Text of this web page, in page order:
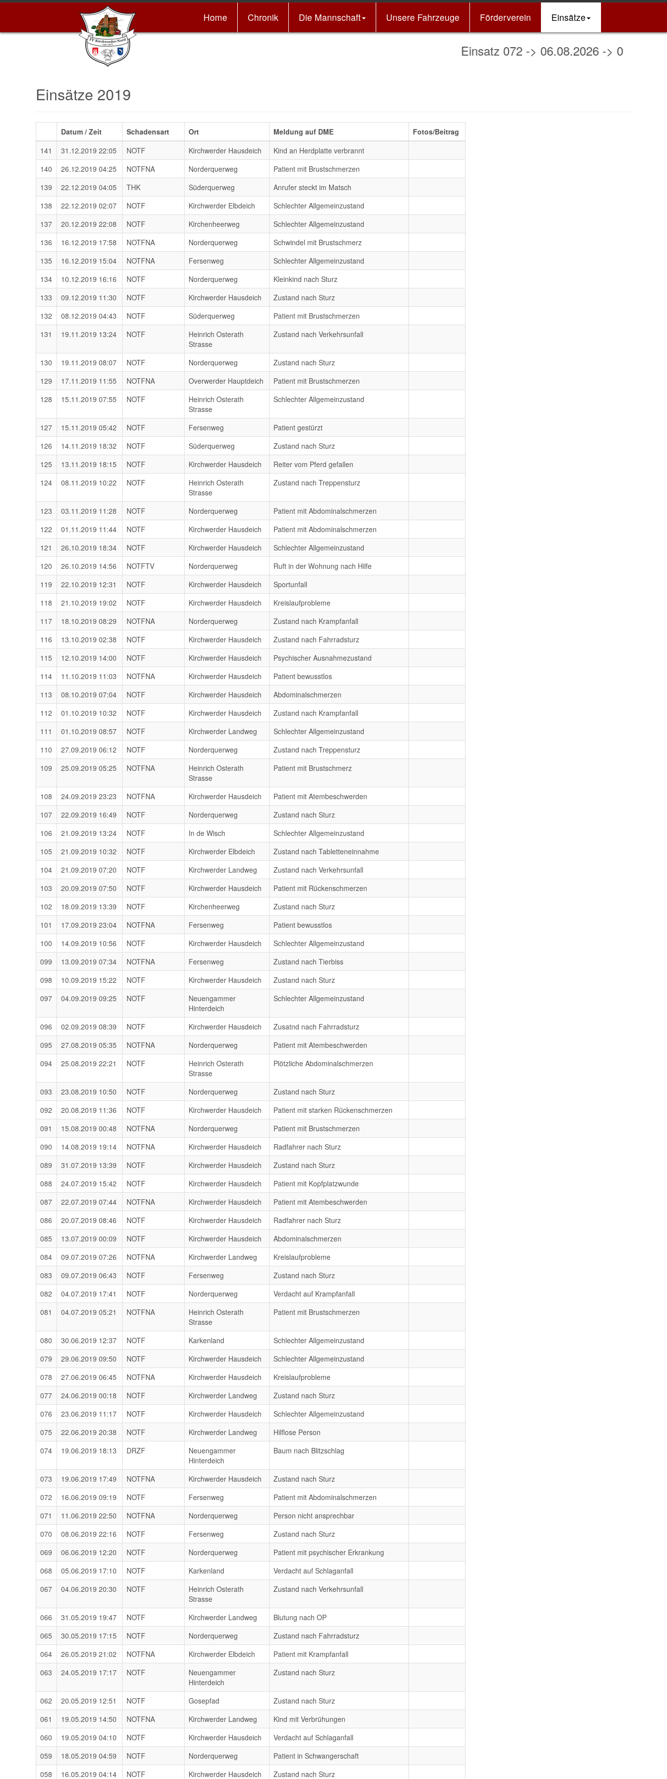
Home Chronik Die Mannschaft Unsere Fahrzeuge Förderverein Einsätze
Einsatz 072 -> 06.08.2026 -> 09:23 Uhr ->
Einsätze 2019
Datum / Zeit Schadensart Ort Meldung auf DME
Fotos/Beitrag
141
31.12.2019 22:05 NOTF Kirchwerder Hausdeich
Kind an Herdplatte verbrannt
140
26.12.2019 04:25 NOTFNA Norderquerweg
Patient mit Brustschmerzen
139
22.12.2019 04:05 THK Süderquerweg
Anrufer steckt im Matsch
138
22.12.2019 02:07 NOTF Kirchwerder Elbdeich
Schlechter Allgemeinzustand
137
20.12.2019 22:08 NOTF Kirchenheerweg
Schlechter Allgemeinzustand
136
16.12.2019 17:58 NOTFNA Norderquerweg
Schwindel mit Brustschmerz
135
16.12.2019 15:04 NOTFNA Fersenweg
Schlechter Allgemeinzustand
134
10.12.2019 16:16 NOTF Norderquerweg
Kleinkind nach Sturz
133
09.12.2019 11:30 NOTF Kirchwerder Hausdeich
Zustand nach Sturz
132
08.12.2019 04:43 NOTF Süderquerweg
Patient mit Brustschmerzen
131
19.11.2019 13:24 NOTF
Heinrich Osterath
Strasse
Zustand nach Verkehrsunfall
130 19.11.2019 08:07 NOTF Norderquerweg
Zustand nach Sturz
129
17.11.2019 11:55 NOTFNA Overwerder Hauptdeich
Patient mit Brustschmerzen
128
15.11.2019 07:55 NOTF
Heinrich Osterath
Strasse
Schlechter Allgemeinzustand
127 15.11.2019 05:42 NOTF Fersenweg
Patient gestürzt
126
14.11.2019 18:32 NOTF Süderquerweg
Zustand nach Sturz
125
13.11.2019 18:15 NOTF Kirchwerder Hausdeich
Reiter vom Pferd gefallen
124
08.11.2019 10:22 NOTF
Heinrich Osterath
Strasse
Zustand nach Treppensturz
123 03.11.2019 11:28 NOTF Norderquerweg
Patient mit Abdominalschmerzen
122
01.11.2019 11:44 NOTF Kirchwerder Hausdeich
Patient mit Abdominalschmerzen
121
26.10.2019 18:34 NOTF Kirchwerder Hausdeich
Schlechter Allgemeinzustand
120
26.10.2019 14:56 NOTFTV Norderquerweg
Ruft in der Wohnung nach Hilfe
119
22.10.2019 12:31 NOTF Kirchwerder Hausdeich
Sportunfall
118
21.10.2019 19:02 NOTF Kirchwerder Hausdeich
Kreislaufprobleme
117
18.10.2019 08:29 NOTFNA Norderquerweg
Zustand nach Krampfanfall
116
13.10.2019 02:38 NOTF Kirchwerder Hausdeich
Zustand nach Fahrradsturz
115
12.10.2019 14:00 NOTF Kirchwerder Hausdeich
Psychischer Ausnahmezustand
114
11.10.2019 11:03 NOTFNA Kirchwerder Hausdeich
Patient bewusstlos
113
08.10.2019 07:04 NOTF Kirchwerder Hausdeich
Abdominalschmerzen
112
01.10.2019 10:32 NOTF Kirchwerder Hausdeich
Zustand nach Krampfanfall
111
01.10.2019 08:57 NOTF Kirchwerder Landweg
Schlechter Allgemeinzustand
110
27.09.2019 06:12 NOTF Norderquerweg
Zustand nach Treppensturz
109
25.09.2019 05:25 NOTFNA
Heinrich Osterath
Strasse
Patient mit Brustschmerz
108 24.09.2019 23:23 NOTFNA Kirchwerder Hausdeich
Patient mit Atembeschwerden
107
22.09.2019 16:49 NOTF Norderquerweg
Zustand nach Sturz
106
21.09.2019 13:24 NOTF In de Wisch
Schlechter Allgemeinzustand
105
21.09.2019 10:32 NOTF Kirchwerder Elbdeich
Zustand nach Tabletteneinnahme
104
21.09.2019 07:20 NOTF Kirchwerder Landweg
Zustand nach Verkehrsunfall
103
20.09.2019 07:50 NOTF Kirchwerder Hausdeich
Patient mit Rückenschmerzen
102
18.09.2019 13:39 NOTF Kirchenheerweg
Zustand nach Sturz
101
17.09.2019 23:04 NOTFNA Fersenweg
Patient bewusstlos
100
14.09.2019 10:56 NOTF Kirchwerder Hausdeich
Schlechter Allgemeinzustand
099
13.09.2019 07:34 NOTFNA Fersenweg
Zustand nach Tierbiss
098
10.09.2019 15:22 NOTF Kirchwerder Hausdeich
Zustand nach Sturz
097
04.09.2019 09:25 NOTF
Neuengammer
Hinterdeich
Schlechter Allgemeinzustand
096 02.09.2019 08:39 NOTF Kirchwerder Hausdeich
Zusatnd nach Fahrradsturz
095
27.08.2019 05:35 NOTFNA Norderquerweg
Patient mit Atembeschwerden
094
25.08.2019 22:21 NOTF
Heinrich Osterath
Strasse
Plötzliche Abdominalschmerzen
093 23.08.2019 10:50 NOTF Norderquerweg
Zustand nach Sturz
092
20.08.2019 11:36 NOTF Kirchwerder Hausdeich
Patient mit starken Rückenschmerzen
091
15.08.2019 00:48 NOTFNA Norderquerweg
Patient mit Brustschmerzen
090
14.08.2019 19:14 NOTFNA Kirchwerder Hausdeich
Radfahrer nach Sturz
089
31.07.2019 13:39 NOTF Kirchwerder Hausdeich
Zustand nach Sturz
088
24.07.2019 15:42 NOTF Kirchwerder Hausdeich
Patient mit Kopfplatzwunde
087
22.07.2019 07:44 NOTFNA Kirchwerder Hausdeich
Patient mit Atembeschwerden
086
20.07.2019 08:46 NOTF Kirchwerder Hausdeich
Radfahrer nach Sturz
085
13.07.2019 00:09 NOTF Kirchwerder Hausdeich
Abdominalschmerzen
084
09.07.2019 07:26 NOTFNA Kirchwerder Landweg
Kreislaufprobleme
083
09.07.2019 06:43 NOTF Fersenweg
Zustand nach Sturz
082
04.07.2019 17:41 NOTF Norderquerweg
Verdacht auf Krampfanfall
081
04.07.2019 05:21 NOTFNA
Heinrich Osterath
Strasse
Patient mit Brustschmerzen
080 30.06.2019 12:37 NOTF Karkenland
Schlechter Allgemeinzustand
079
29.06.2019 09:50 NOTF Kirchwerder Hausdeich
Schlechter Allgemeinzustand
078
27.06.2019 06:45 NOTFNA Kirchwerder Hausdeich
Kreislaufprobleme
077
24.06.2019 00:18 NOTF Kirchwerder Landweg
Zustand nach Sturz
076
23.06.2019 11:17 NOTF Kirchwerder Hausdeich
Schlechter Allgemeinzustand
075
22.06.2019 20:38 NOTF Kirchwerder Landweg
Hilflose Person
074
19.06.2019 18:13 DRZF
Neuengammer
Hinterdeich
Baum nach Blitzschlag
073 19.06.2019 17:49 NOTFNA Kirchwerder Hausdeich
Zustand nach Sturz
072
16.06.2019 09:19 NOTF Fersenweg
Patient mit Abdominalschmerzen
071
11.06.2019 22:50 NOTFNA Norderquerweg
Person nicht ansprechbar
070
08.06.2019 22:16 NOTF Fersenweg
Zustand nach Sturz
069
06.06.2019 12:20 NOTF Norderquerweg
Patient mit psychischer Erkrankung
068
05.06.2019 17:10 NOTF Karkenland
Verdacht auf Schlaganfall
067
04.06.2019 20:30 NOTF
Heinrich Osterath
Strasse
Zustand nach Verkehrsunfall
066 31.05.2019 19:47 NOTF Kirchwerder Landweg
Blutung nach OP
065
30.05.2019 17:15 NOTF Norderquerweg
Zustand nach Fahrradsturz
064
26.05.2019 21:02 NOTFNA Kirchwerder Elbdeich
Patient mit Krampfanfall
063
24.05.2019 17:17 NOTF
Neuengammer
Hinterdeich
Zustand nach Sturz
062 20.05.2019 12:51 NOTF Gosepfad
Zustand nach Sturz
061
19.05.2019 14:50 NOTFNA Kirchwerder Landweg
Kind mit Verbrühungen
060
19.05.2019 04:10 NOTF Kirchwerder Hausdeich
Verdacht auf Schlaganfall
059
18.05.2019 04:59 NOTF Norderquerweg
Patient in Schwangerschaft
058
16.05.2019 04:14 NOTF Kirchwerder Hausdeich Zustand nach Sturz